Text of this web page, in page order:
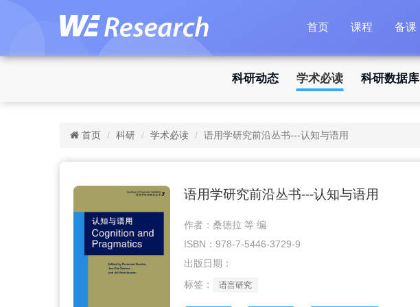
首页 课程 备课
科研动态 学术必读 科研数据库
首页 科研 学术必读 语用学研究前沿丛书---认知与语用
语用学研究前沿丛书---认知与语用
作者：桑德拉 等 编
ISBN：978-7-5446-3729-9
出版日期：
标签：
语言研究